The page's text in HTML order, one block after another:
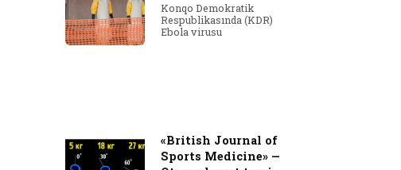
Konqo Demokratik
Respublikasında (KDR)
Ebola virusu
«British Journal of
Sports Medicine» —